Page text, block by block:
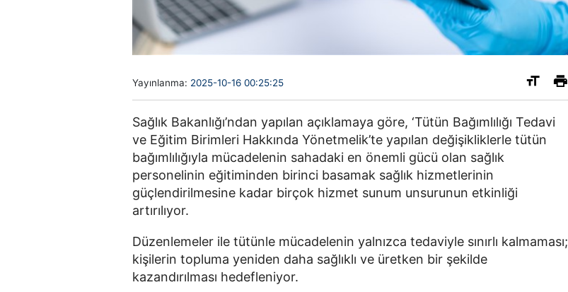
Yayınlanma: 2025-10-16 00:25:25
Sağlık Bakanlığı’ndan yapılan açıklamaya göre, ‘Tütün Bağımlılığı Tedavi
ve Eğitim Birimleri Hakkında Yönetmelik’te yapılan değişikliklerle tütün
bağımlılığıyla mücadelenin sahadaki en önemli gücü olan sağlık
personelinin eğitiminden birinci basamak sağlık hizmetlerinin
güçlendirilmesine kadar birçok hizmet sunum unsurunun etkinliği
artırılıyor.
Düzenlemeler ile tütünle mücadelenin yalnızca tedaviyle sınırlı kalmaması;
kişilerin topluma yeniden daha sağlıklı ve üretken bir şekilde
kazandırılması hedefleniyor.